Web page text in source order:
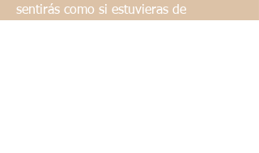
sentirás como si estuvieras de